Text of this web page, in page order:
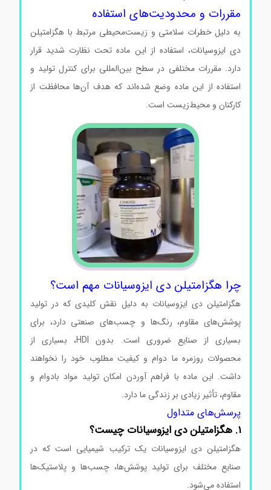
مقررات و محدودیت‌های استفاده
به دلیل خطرات سلامتی و زیست‌محیطی مرتبط با هگزامتیلن
دی ایزوسیانات، استفاده از این ماده تحت نظارت شدید قرار
دارد. مقررات مختلفی در سطح بین‌المللی برای کنترل تولید و
استفاده از این ماده وضع شده‌اند که هدف آن‌ها محافظت از
کارکنان و محیط‌زیست است.
چرا هگزامتیلن دی ایزوسیانات مهم است؟
هگزامتیلن دی ایزوسیانات به دلیل نقش کلیدی که در تولید
پوشش‌های مقاوم، رنگ‌ها و چسب‌های صنعتی دارد، برای
بسیاری از صنایع ضروری است. بدون HDI، بسیاری از
محصولات روزمره ما دوام و کیفیت مطلوب خود را نخواهند
داشت. این ماده با فراهم آوردن امکان تولید مواد بادوام و
مقاوم، تأثیر زیادی بر زندگی ما دارد.
پرسش‌های متداول
هگزامتیلن دی ایزوسیانات یک ترکیب شیمیایی است که در
صنایع مختلف برای تولید پوشش‌ها، چسب‌ها و پلاستیک‌ها
استفاده می‌شود.